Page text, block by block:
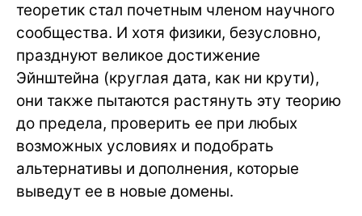
теоретик стал почетным членом научного
сообщества. И хотя физики, безусловно,
празднуют великое достижение
Эйнштейна (круглая дата, как ни крути),
они также пытаются растянуть эту теорию
до предела, проверить ее при любых
возможных условиях и подобрать
альтернативы и дополнения, которые
выведут ее в новые домены.